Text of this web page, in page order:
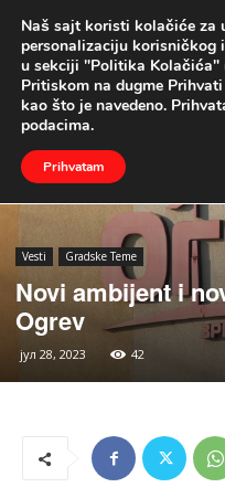
Naslovna Vesti Gradske
Vesti Gradske Teme
Novi ambijent i
Ogrev
јул 28, 2023 42
Naš sajt koristi kolačiće za
personalizaciju korisničkog
u sekciji "Politika Kolačića"
Pritiskom na dugme
kao što je navedeno.
podacima.
Prihvatam